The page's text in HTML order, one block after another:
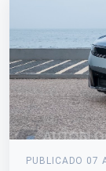
PUBLICADO 07